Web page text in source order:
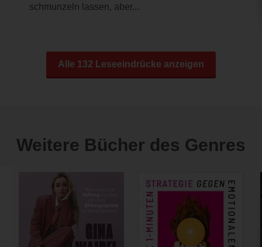
schmunzeln lassen, aber...
Alle 132 Leseeindrücke anzeigen
Weitere Bücher des Genres